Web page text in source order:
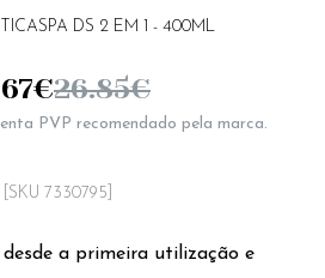
DS 2 EM 1 - 400ML
desde a primeira utilização e
[SKU 7330795]
€26.85€
PVP recomendado pela marca.